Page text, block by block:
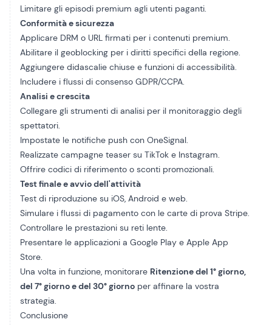
Limitare gli episodi premium agli utenti paganti.
Conformità e sicurezza
Applicare DRM o URL firmati per i contenuti premium.
Abilitare il geoblocking per i diritti specifici della regione.
Aggiungere didascalie chiuse e funzioni di accessibilità.
Includere i flussi di consenso GDPR/CCPA.
Analisi e crescita
Collegare gli strumenti di analisi per il monitoraggio degli
spettatori.
Impostate le notifiche push con OneSignal.
Realizzate campagne teaser su TikTok e Instagram.
Offrire codici di riferimento o sconti promozionali.
Test finale e avvio dell'attività
Test di riproduzione su iOS, Android e web.
Simulare i flussi di pagamento con le carte di prova Stripe.
Controllare le prestazioni su reti lente.
Presentare le applicazioni a Google Play e Apple App
Store.
Una volta in funzione, monitorare Ritenzione del 1° giorno,
del 7° giorno e del 30° giorno per affinare la vostra
strategia.
Conclusione